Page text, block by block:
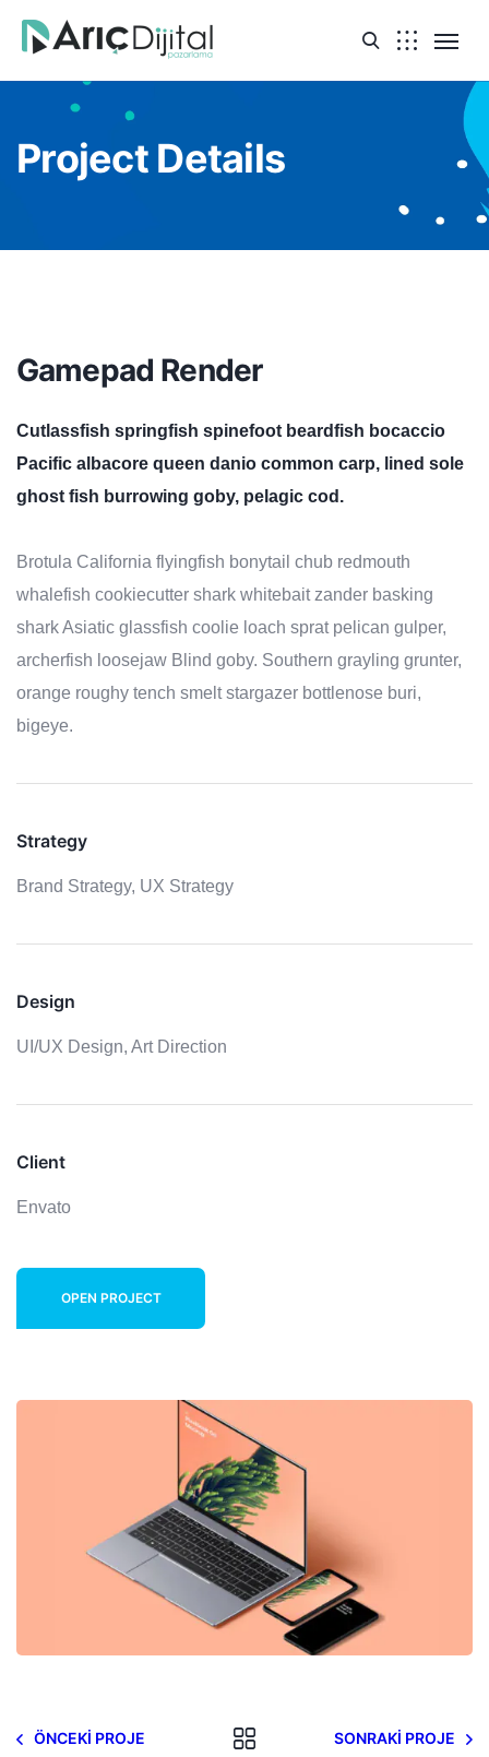
Project Details
Gamepad Render
Cutlassfish springfish spinefoot beardfish bocaccio
Pacific albacore queen danio common carp, lined sole
ghost fish burrowing goby, pelagic cod.
Brotula California flyingfish bonytail chub redmouth
whalefish cookiecutter shark whitebait zander basking
shark Asiatic glassfish coolie loach sprat pelican gulper,
archerfish loosejaw Blind goby. Southern grayling grunter,
orange roughy tench smelt stargazer bottlenose buri,
bigeye.
Strategy
Brand Strategy, UX Strategy
Design
UI/UX Design, Art Direction
Client
Envato
OPEN PROJECT
ÖNCEKI PROJE SONRAKI PROJE